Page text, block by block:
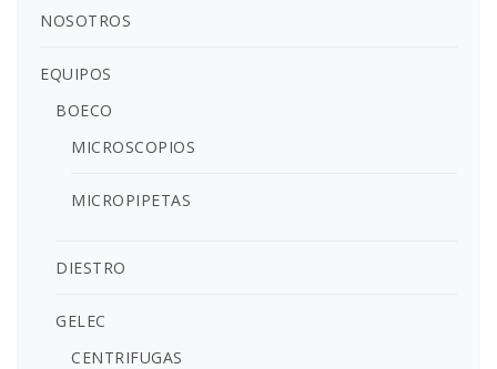
NOSOTROS
EQUIPOS
BOECO
MICROSCOPIOS
MICROPIPETAS
DIESTRO
GELEC
CENTRIFUGAS